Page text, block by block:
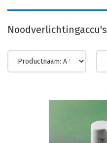
Noodverlichtingaccu's